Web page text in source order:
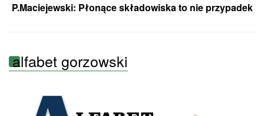
P.Maciejewski: Płonące składowiska to nie przypadek
alfabet gorzowski